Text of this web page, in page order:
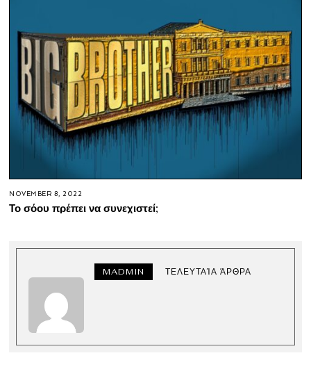
NOVEMBER 8, 2022
Το σόου πρέπει να συνεχιστεί;
MADMIN ΤΕΛΕΥΤΑΊΑ ΆΡΘΡΑ